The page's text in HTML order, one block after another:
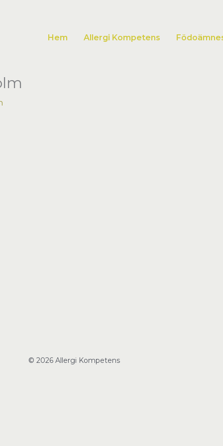
Hem Allergi Kompetens
© 2026 Allergi Kompetens